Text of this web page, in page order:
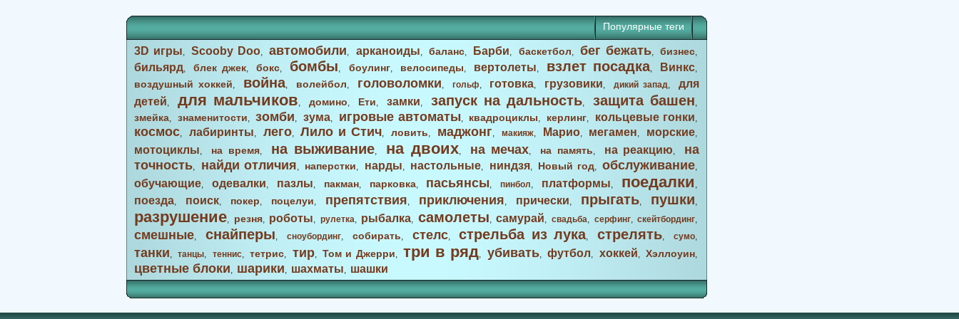
Популярные теги
3D игры,Scooby Doo,автомобили, арканоиды, баланс, Барби, баскетбол, бег бежать,бизнес,
бильярд,блек джек,бокс, бомбы, боулинг, велосипеды, вертолеты, взлет посадка, Винкс,
воздушный хоккей, война, волейбол, головоломки, гольф, готовка, грузовики,дикий запад,для
детей, для мальчиков, домино, Ети, замки, запуск на дальность, защита башен,
змейка, знаменитости,зомби, зума, игровые автоматы, квадроциклы, керлинг, кольцевые гонки,
космос, лабиринты, лего,Лило и Стич,ловить, маджонг, макияж, Марио, мегамен, морские,
мотоциклы, на время, на выживание, на двоих, на мечах, на память, на реакцию, на
точность, найди отличия, наперстки, нарды, настольные, ниндзя, Новый год, обслуживание,
обучающие, одевалки, пазлы, пакман, парковка, пасьянсы,пинбол, платформы, поедалки ,
поезда, поиск, покер, поцелуи, препятствия, приключения, прически, прыгать, пушки,
разрушение, резня, роботы, рулетка, рыбалка, самолеты,самурай, свадьба, серфинг,скейтбординг,
смешные, снайперы, сноубординг, собирать, стелс,стрельба из лука,стрелять, сумо,
танки,танцы, теннис,тетрис, тир,Том и Джерри, три в ряд, убивать,футбол, хоккей,Хэллоуин,
цветные блоки, шарики, шахматы, шашки